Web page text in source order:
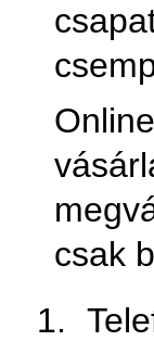
csak